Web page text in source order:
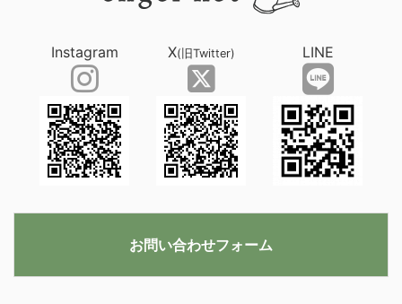
Instagram X(旧Twitter) LINE
お問い合わせフォーム